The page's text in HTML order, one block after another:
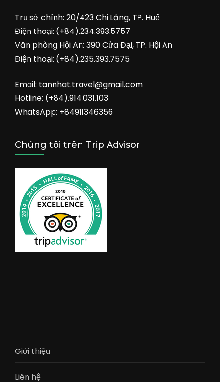
Trụ sở chính: 20/423 Chi Lăng, TP. Huế
Điện thoại: (+84).234.393.5757
Văn phòng Hội An: 390 Cửa Đại, TP. Hội An
Điện thoại: (+84).235.393.7575
Email: tannhat.travel@gmail.com
Hotline: (+84).914.031.103
WhatsApp: +84911346356
Chúng tôi trên Trip Advisor
Giới thiệu
Liên hệ